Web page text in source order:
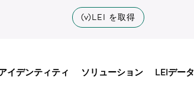
(v)LEI を取得
イデンティティ ソリューション LEIデータ